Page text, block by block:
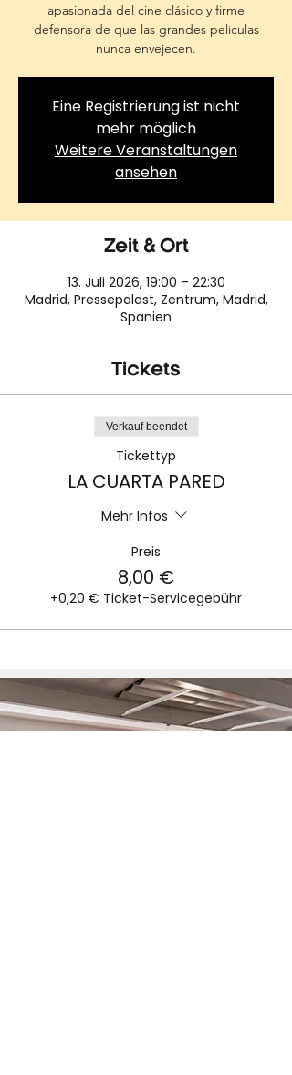
apasionada del cine clásico y firme
defensora de que las grandes películas
nunca envejecen.
Eine Registrierung ist nicht
mehr möglich
Weitere Veranstaltungen
ansehen
Zeit & Ort
13. Juli 2026, 19:00 – 22:30
Madrid, Pressepalast, Zentrum, Madrid,
Spanien
Tickets
Verkauf beendet
Tickettyp
LA CUARTA PARED
Mehr Infos
Preis
8,00 €
+0,20 € Ticket-Servicegebühr